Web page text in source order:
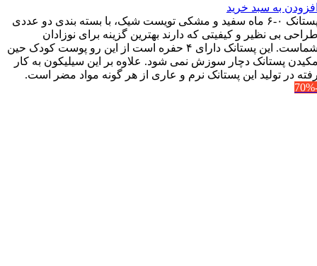
به سبد خرید
پستانک ۰-۶ ماه سفید و مشکی تویست شیک، با بسته بندی دو عددی
بی نظیر و کیفیتی که دارند بهترین گزینه برای نوزادان
شماست. این پستانک دارای ۴ حفره است از این رو پوست کودک حین
پستانک دچار سوزش نمی شود. علاوه بر این سیلیکون به کار
در تولید این پستانک نرم و عاری از هر گونه مواد مضر است.
-